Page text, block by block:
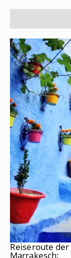
Reiseroute der
Marrakesch: